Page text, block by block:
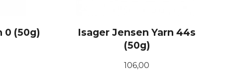
0 (50g)
Isager Jensen Yarn 44s
(50g)
Pris
106,00